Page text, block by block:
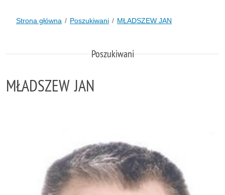
Strona główna Poszukiwani MŁADSZEW JAN
Poszukiwani
MŁADSZEW JAN